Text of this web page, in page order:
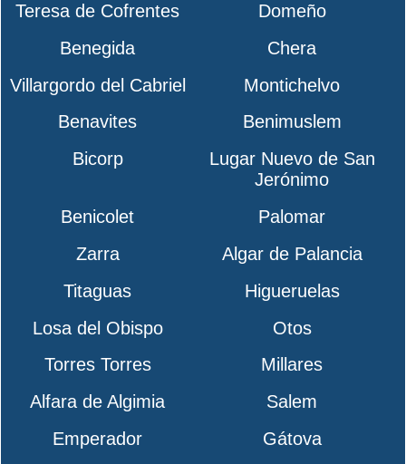
Teresa de Cofrentes
Domeño
Benegida
Chera
Villargordo del Cabriel
Montichelvo
Benavites
Benimuslem
Bicorp
Lugar Nuevo de San
Jerónimo
Benicolet
Palomar
Zarra
Algar de Palancia
Titaguas
Higueruelas
Losa del Obispo
Otos
Torres Torres
Millares
Alfara de Algimia
Salem
Emperador
Gátova